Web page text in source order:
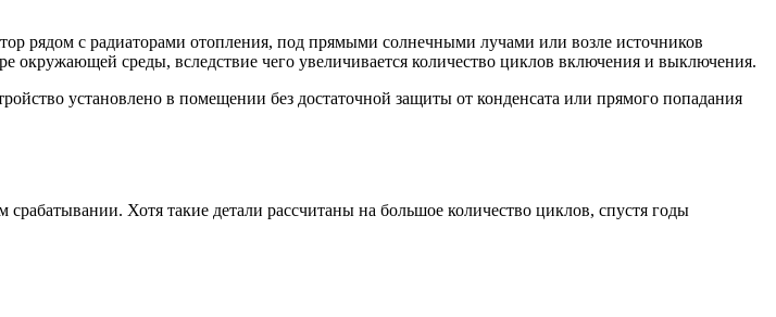
рядом с радиаторами отопления, под прямыми солнечными лучами или возле источников
окружающей среды, вследствие чего увеличивается количество циклов включения и выключения.
установлено в помещении без достаточной защиты от конденсата или прямого попадания
Хотя такие детали рассчитаны на большое количество циклов, спустя годы